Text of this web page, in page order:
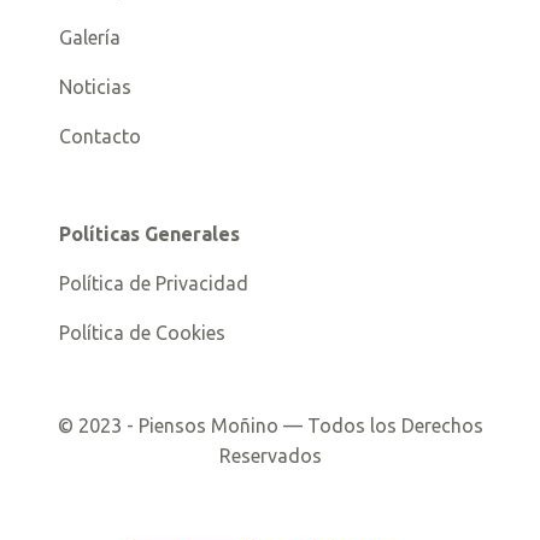
Galería
Noticias
Contacto
Políticas Generales
Política de Privacidad
Política de Cookies
© 2023 - Piensos Moñino — Todos los Derechos
Reservados